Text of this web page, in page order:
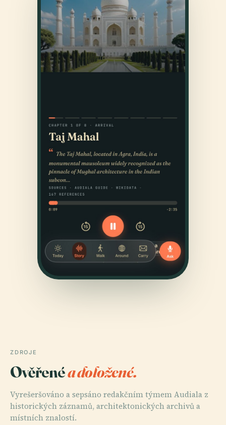
ZDROJE
Ověřenéa doložené.
Vyrešeršováno a sepsáno redakčním týmem Audiala z
historických záznamů, architektonických archivů a
místních znalostí.